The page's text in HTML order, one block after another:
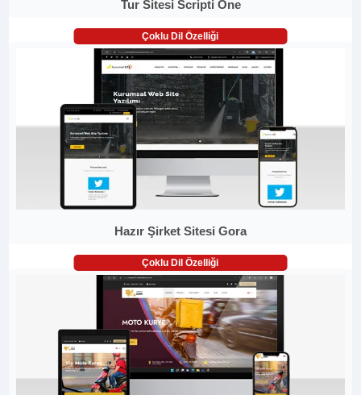
Tur Sitesi Scripti One
Çoklu Dil Özelliği
Hazır Şirket Sitesi Gora
Çoklu Dil Özelliği